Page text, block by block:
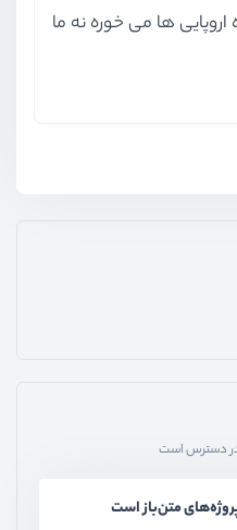
اروپایی ها می خوره نه ما